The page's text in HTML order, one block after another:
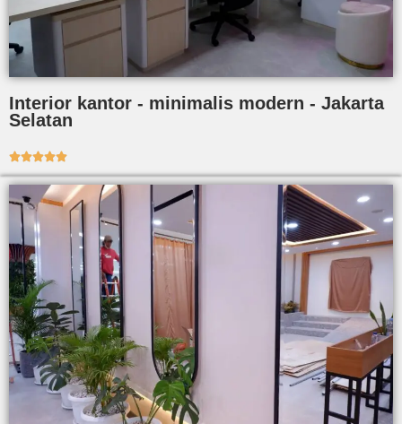
Interior kantor - minimalis modern - Jakarta
Selatan
